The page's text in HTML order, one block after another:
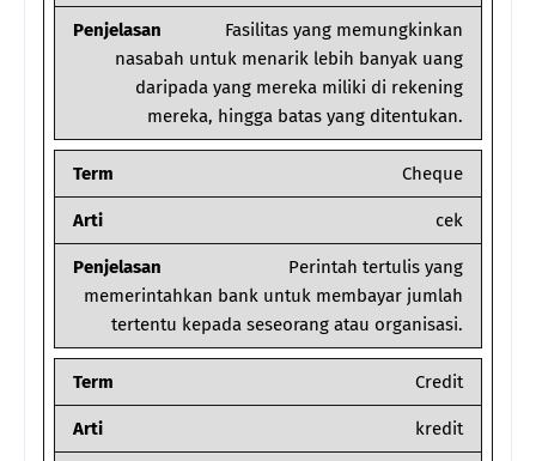
Penjelasan
Fasilitas yang memungkinkan
nasabah untuk menarik lebih banyak uang
daripada yang mereka miliki di rekening
mereka, hingga batas yang ditentukan.
Term Cheque
Arti cek
Penjelasan
Perintah tertulis yang
memerintahkan bank untuk membayar jumlah
tertentu kepada seseorang atau organisasi.
Term Credit
Arti kredit